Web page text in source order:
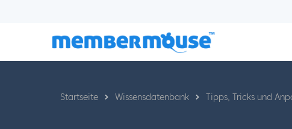
Startseite Wissensdatenbank Tipps, Tricks und